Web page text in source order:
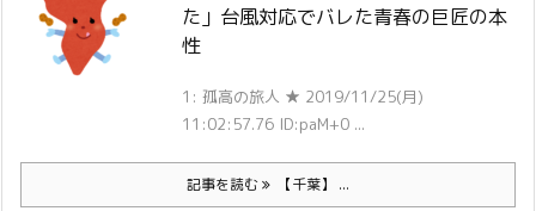
た」台風対応でバレた青春の巨匠の本
性
1: 孤高の旅人 ★ 2019/11/25(月)
11:02:57.76 ID:paM+0 ...
記事を読む 【千葉】 ...